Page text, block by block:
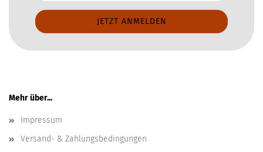
Mehr über...
Impressum
Versand- & Zahlungsbedingungen